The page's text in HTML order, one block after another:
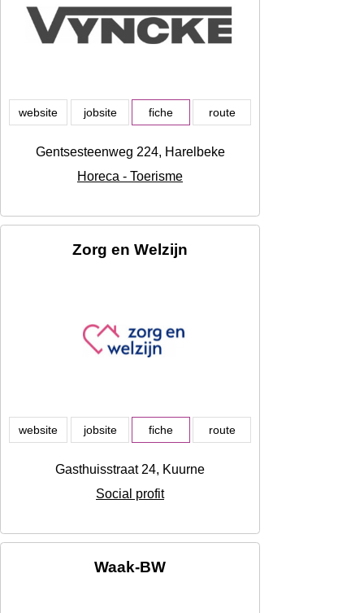
website jobsite fiche route
Gentsesteenweg 224, Harelbeke
Horeca - Toerisme
Zorg en Welzijn
website jobsite fiche route
Gasthuisstraat 24, Kuurne
Social profit
Waak-BW